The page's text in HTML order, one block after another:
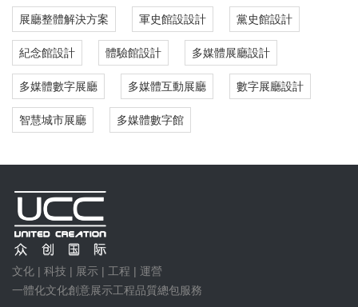
展廳整體解決方案 軍史館設設計 黨史館設計
紀念館設計 體驗館設計 多媒體展廳設計
多媒體數字展廳 多媒體互動展廳 數字展廳設計
智慧城市展廳 多媒體數字館
文化 | 科技 | 展示 | 工程 | 運營
一體化文化創意展示工程品質總包服務